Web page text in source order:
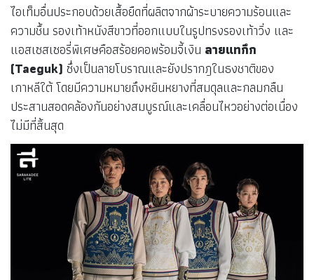
ไอเท็มอื่นประกอบด้วยเสื้อยืดที่ผลิตจากผ้าระบายความร้อนและ
ความชื้น รองเท้าหนังสีขาวที่ออกแบบในรูปทรงรองเท้าวิ่ง และ
แอสเซสเซอรี่พิเศษคือสร้อยคอพร้อมจี้เงิน ลายแทกึก
(Taeguk) ซึ่งเป็นลายโบราณและยังปรากฎในธงชาติของ
เกาหลีใต้ โดยมีความหมายถึงหยินหยางที่สมดุลและกลมกลืน
ประสานสอดคล้องกันอย่างสมบูรณ์และเคลื่อนไหวอย่างต่อเนื่อง
ไม่มีที่สิ้นสุด